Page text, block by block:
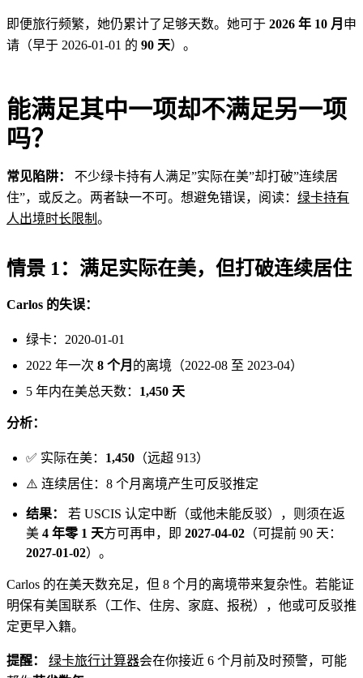
即便旅行频繁，她仍累计了足够天数。她可于 2026 年 10 月 申
请（早于 2026-01-01 的 90 天）。
能满足其中一项却不满足另一项
吗？
常见陷阱：
不少绿卡持有人满足”实际在美”却打破”连续居
住”，或反之。两者缺一不可。想避免错误，阅读： 绿卡持有
人出境时长限制 。
情景 1：满足实际在美，但打破连续居住
Carlos 的失误：
绿卡：2020-01-01
2022 年一次 8 个月 的离境（2022-08 至 2023-04）
5 年内在美总天数： 1,450 天
分析：
✅ 实际在美： 1,450 （远超 913）
⚠️ 连续居住：8 个月离境产生可反驳推定
结果：
若 USCIS 认定中断（或他未能反驳），则须在返
美 4 年零 1 天方可再申，即 2027-04-02 （可提前 90 天：
2027-01-02）。
Carlos 的在美天数充足，但 8 个月的离境带来复杂性。若能证
明保有美国联系（工作、住房、家庭、报税），他或可反驳推
定更早入籍。
提醒： 绿卡旅行计算器会在你接近 6 个月前及时预警，可能